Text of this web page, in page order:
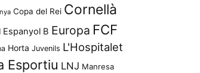
Copa del Rei Cornellà
Espanyol B Europa FCF
Horta Juvenils L'Hospitalet
Esportiu LNJ Manresa